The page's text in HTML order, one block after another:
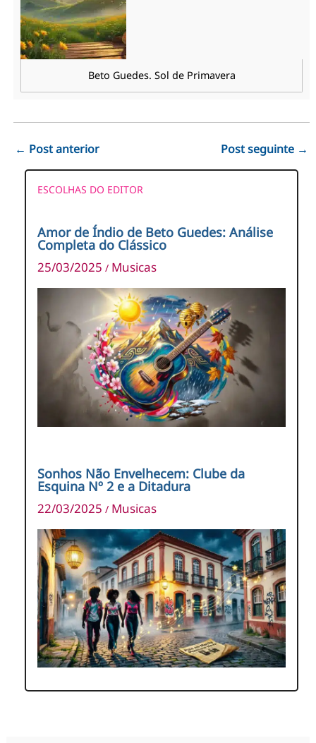
Beto Guedes. Sol de Primavera
← Post anterior Post seguinte →
ESCOLHAS DO EDITOR
Amor de Índio de Beto Guedes: Análise
Completa do Clássico
25/03/2025 / Musicas
Sonhos Não Envelhecem: Clube da
Esquina Nº 2 e a Ditadura
22/03/2025 / Musicas